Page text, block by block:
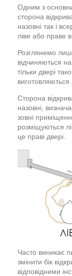
Одним з
сторона
назовні так і
ліве або праве
Розглянемо
відчиняються
тільки двері
Сторона
назовні,
зовні
розміщуються
це праві двері.
Часто виникає
змінити бік
відповідними